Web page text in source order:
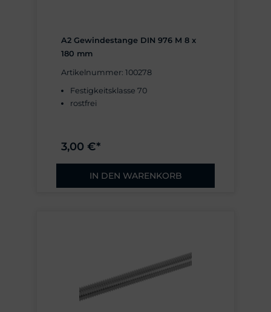
A2 Gewindestange DIN 976 M 8 x
180 mm
Artikelnummer: 100278
Festigkeitsklasse 70
rostfrei
3,00 €*
IN DEN WARENKORB